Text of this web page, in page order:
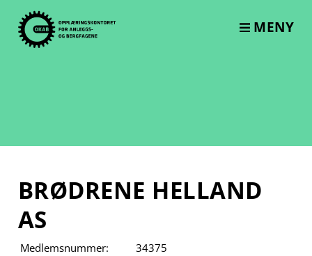
content
MENY
BRØDRENE HELLAND
AS
Medlemsnummer:
34375